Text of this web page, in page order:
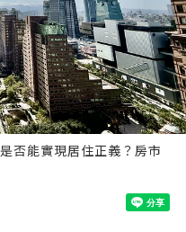
否能實現居住正義？房市